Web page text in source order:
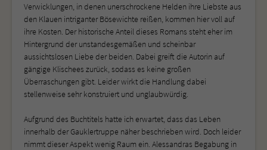
Verwicklungen, in denen unerschrockene Helden ihre Liebste aus
den Klauen intriganter Bösewichte reißen, kommen hier voll auf
ihre Kosten. Der historische Anteil dieses Romans steht eher im
Hintergrund der unstandesgemäßen und scheinbar
aussichtslosen Liebe der beiden. Dabei greift die Autorin auf
gängige Klischees zurück, sodass es keine großen
Überraschungen gibt. Leider wirkt die Handlung dabei
stellenweise sehr konstruiert und unglaubwürdig.
Aufgrund des Buchtitels hatte ich erwartet, dass das Leben
innerhalb der Gauklertruppe näher beschrieben wird. Doch leider
nimmt dieser Aspekt wenig Raum ein. Alessandras Begabung in